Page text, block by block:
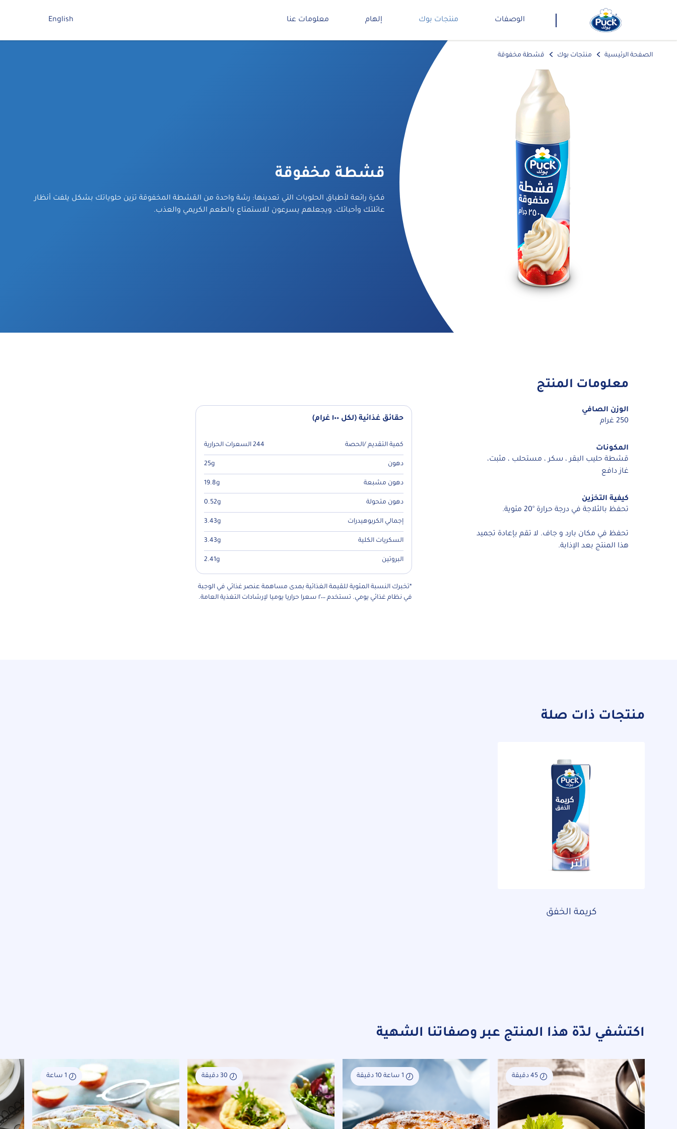
الوصفات منتجات بوك إلهام معلومات عنا English
قشطة مخفوقة
فكرة رائعة لأطباق الحلويات التي تعدينها: رشة واحدة من القشطة المخفوقة تزين حلوياتك بشكل يلفت أنظار
عائلتك وأحبائك، ويجعلهم يسرعون للاستمتاع بالطعم الكريمي والعذب.
الصفحة الرئيسية منتجات بوك قشطة مخفوقة
معلومات المنتج
الوزن الصافي
250 غرام
المكونات
قشطة حليب البقر ، سكر ، مستحلب ، مثبت،
غاز دافع
كيفية التخزين
تحفظ بالثلاجة في درجة حرارة °20 مئوية.
تحفظ في مكان بارد و جاف. لا تقم بإعادة تجميد
هذا المنتج بعد الإذابة.
حقائق غذائية (لكل ١٠٠ غرام)
كمية التقديم /الحصة 244 السعرات الحرارية
دهون 25g
دهون مشبعة 19.8g
دهون متحولة 0.52g
إجمالي الكربوهيدرات 3.43g
السكريات الكلية 3.43g
البروتين 2.41g
*تخبرك النسبة المئوية للقيمة الغذائية بمدى مساهمة عنصر غذائي في الوجبة
في نظام غذائي يومي. تستخدم ٢٠٠٠ سعرا حراريا يوميا لإرشادات التغذية العامة.
منتجات ذات صلة
كريمة الخفق
اكتشفي لذّة هذا المنتج عبر وصفاتنا الشهية
45 دقيقة 1 ساعة 10 دقيقة 30 دقيقة 1 ساعة